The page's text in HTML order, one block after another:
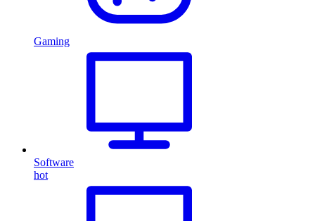
Gaming
Software
hot